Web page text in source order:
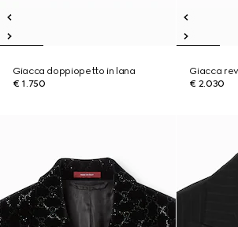
Giacca doppiopetto in lana
€ 1.750
Giacca
€ 2.030